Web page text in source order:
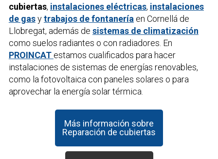
cubiertas, instalaciones eléctricas, instalaciones
de gasytrabajos de fontanería en Cornellá de
Llobregat, además de sistemas de climatización
como suelos radiantes o con radiadores. En
PROINCAT estamos cualificados para hacer
instalaciones de sistemas de energías renovables,
como la fotovoltaica con paneles solares o para
aprovechar la energía solar térmica.
Más información sobre
Reparación de cubiertas